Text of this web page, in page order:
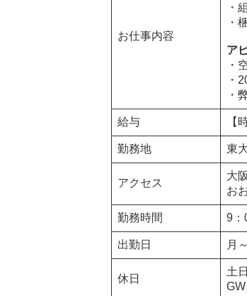
お仕事内容
・
・
ア
・
・
・
給与 【
勤務地 東
アクセス
大
お
勤務時間 9：
出勤日 月
休日
土